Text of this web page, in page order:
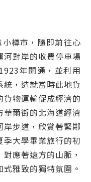
樽市，隨即前往心
對岸的收費停車場
年開通，並利用
，造就當時此地貨
物運輸促成經濟的
爾街的北海道經濟
步道，欣賞著緊鄰
大學畢業旅行的初
應著遠方的山脈，
雅致的獨特氛圍。